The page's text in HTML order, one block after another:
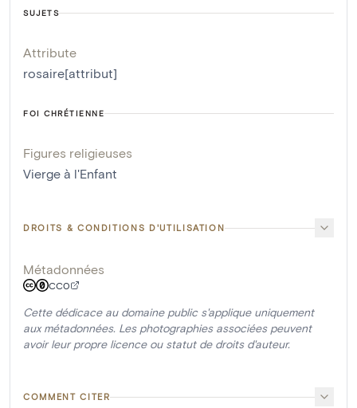
SUJETS
Attribute
rosaire[attribut]
FOI CHRÉTIENNE
Figures religieuses
Vierge à l'Enfant
DROITS & CONDITIONS D'UTILISATION
Métadonnées
CC0
Cette dédicace au domaine public s'applique uniquement
aux métadonnées. Les photographies associées peuvent
avoir leur propre licence ou statut de droits d'auteur.
COMMENT CITER